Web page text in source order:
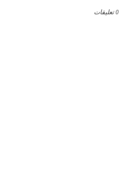
0 تعليقات